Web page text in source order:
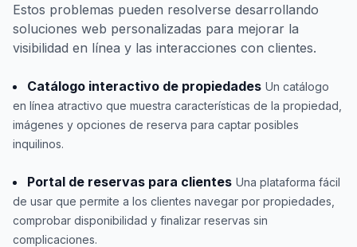
Estos problemas pueden resolverse desarrollando
soluciones web personalizadas para mejorar la
visibilidad en línea y las interacciones con clientes.
Catálogo interactivo de propiedades Un catálogo
en línea atractivo que muestra características de la propiedad,
imágenes y opciones de reserva para captar posibles
inquilinos.
Portal de reservas para clientes Una plataforma fácil
de usar que permite a los clientes navegar por propiedades,
comprobar disponibilidad y finalizar reservas sin
complicaciones.